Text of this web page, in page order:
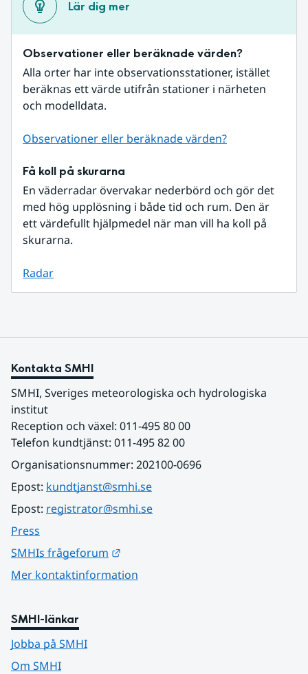
Lär dig mer
Observationer eller beräknade värden?
Alla orter har inte observationsstationer, istället
beräknas ett värde utifrån stationer i närheten
och modelldata.
Observationer eller beräknade värden?
Få koll på skurarna
En väderradar övervakar nederbörd och gör det
med hög upplösning i både tid och rum. Den är
ett värdefullt hjälpmedel när man vill ha koll på
skurarna.
Radar
Kontakta SMHI
SMHI, Sveriges meteorologiska och hydrologiska
institut
Reception och växel: 011-495 80 00
Telefon kundtjänst: 011-495 82 00
Organisationsnummer: 202100-0696
Epost: kundtjanst@smhi.se
Epost: registrator@smhi.se
Press
SMHIs frågeforum
Mer kontaktinformation
SMHI-länkar
Jobba på SMHI
Om SMHI